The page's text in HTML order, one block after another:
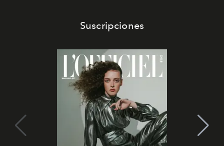
Suscripciones